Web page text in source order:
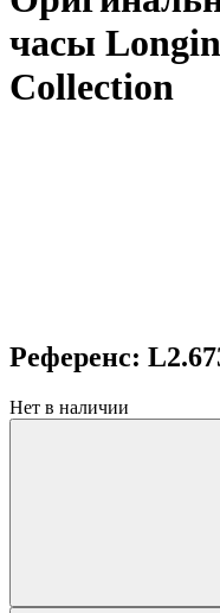
часы
Collection
Референс:
Нет в наличии